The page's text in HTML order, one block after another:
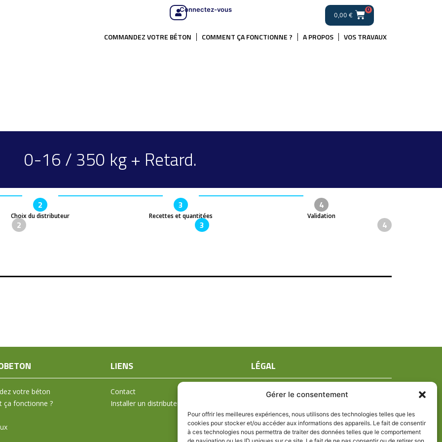
Gérer le consentement
Pour offrir les meilleures expériences, nous utilisons des technologies telles que les
cookies pour stocker et/ou accéder aux informations des appareils. Le fait de consentir
à ces technologies nous permettra de traiter des données telles que le comportement
Connectez-vous
0,00 €
0
COMMANDEZ VOTRE BÉTON COMMENT ÇA FONCTIONNE ? A PROPOS VOS TRAVAUX
0-16 / 350 kg + Retard.
2
Choix du distributeur
3
Recettes et quantitées
4
Validation
2 3 4
votre béton
ça fonctionne ?
LIENS
Contact
Installer un distributeur
LÉGAL
Mentions légales
Politique de confidentialité
Politique de cookies (UE)